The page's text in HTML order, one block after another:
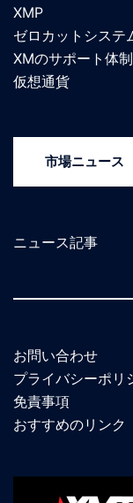
XMP
ゼロカットシステ
XMのサポート体制
仮想通貨
市場ニュース
ニュース記事
お問い合わせ
プライバシーポリ
免責事項
おすすめのリンク